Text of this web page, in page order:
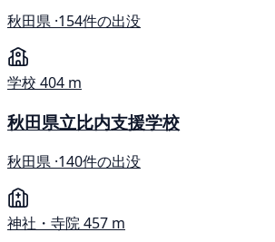
秋田県 ·154件の出没
学校 404 m
秋田県立比内支援学校
秋田県 ·140件の出没
神社・寺院457 m